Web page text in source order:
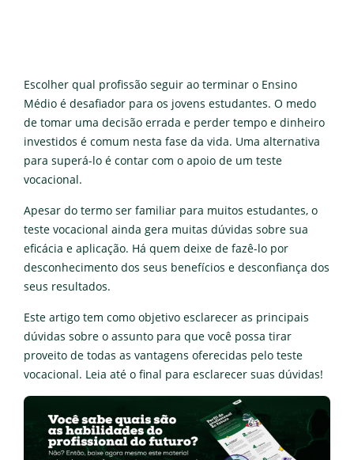
Escolher qual profissão seguir ao terminar o Ensino
Médio é desafiador para os jovens estudantes. O medo
de tomar uma decisão errada e perder tempo e dinheiro
investidos é comum nesta fase da vida. Uma alternativa
para superá-lo é contar com o apoio de um teste
vocacional.
Apesar do termo ser familiar para muitos estudantes, o
teste vocacional ainda gera muitas dúvidas sobre sua
eficácia e aplicação. Há quem deixe de fazê-lo por
desconhecimento dos seus benefícios e desconfiança dos
seus resultados.
Este artigo tem como objetivo esclarecer as principais
dúvidas sobre o assunto para que você possa tirar
proveito de todas as vantagens oferecidas pelo teste
vocacional. Leia até o final para esclarecer suas dúvidas!